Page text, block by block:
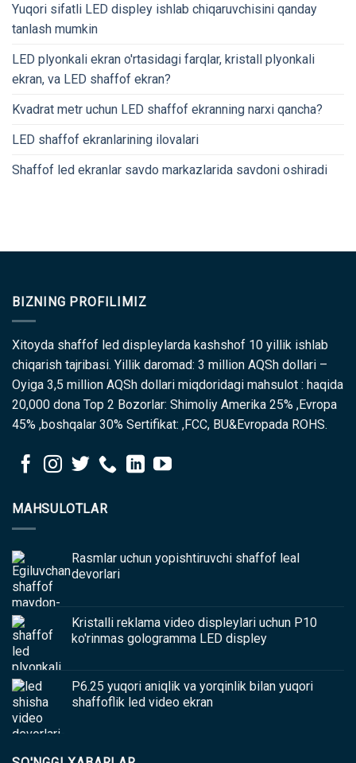
Yuqori sifatli LED displey ishlab chiqaruvchisini qanday
tanlash mumkin
LED plyonkali ekran o'rtasidagi farqlar, kristall plyonkali
ekran, va LED shaffof ekran?
Kvadrat metr uchun LED shaffof ekranning narxi qancha?
LED shaffof ekranlarining ilovalari
Shaffof led ekranlar savdo markazlarida savdoni oshiradi
BIZNING PROFILIMIZ
Xitoyda shaffof led displeylarda kashshof 10 yillik ishlab
chiqarish tajribasi. Yillik daromad: 3 million AQSh dollari –
Oyiga 3,5 million AQSh dollari miqdoridagi mahsulot : haqida
20,000 dona Top 2 Bozorlar: Shimoliy Amerika 25% ,Evropa
45% ,boshqalar 30% Sertifikat: ,FCC, BU&Evropada ROHS.
MAHSULOTLAR
Rasmlar uchun yopishtiruvchi shaffof leal
devorlari
Kristalli reklama video displeylari uchun P10
ko'rinmas gologramma LED displey
P6.25 yuqori aniqlik va yorqinlik bilan yuqori
shaffoflik led video ekran